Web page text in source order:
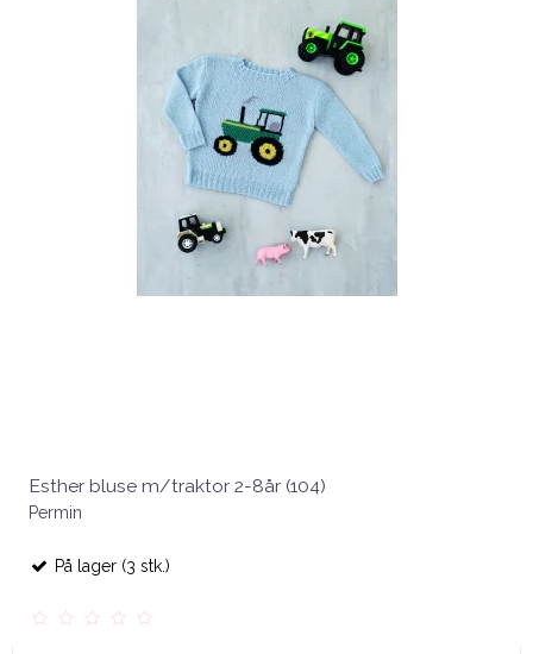
Esther bluse m/traktor 2-8år (104)
Permin
På lager (3 stk.)